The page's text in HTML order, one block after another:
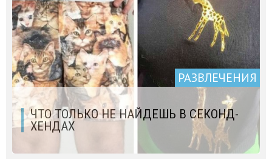
РАЗВЛЕЧЕНИЯ
ЧТО ТОЛЬКО НЕ НАЙДЕШЬ В СЕКОНД-
ХЕНДАХ